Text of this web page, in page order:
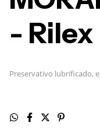
- Rilex
Preservativo lubrificado,